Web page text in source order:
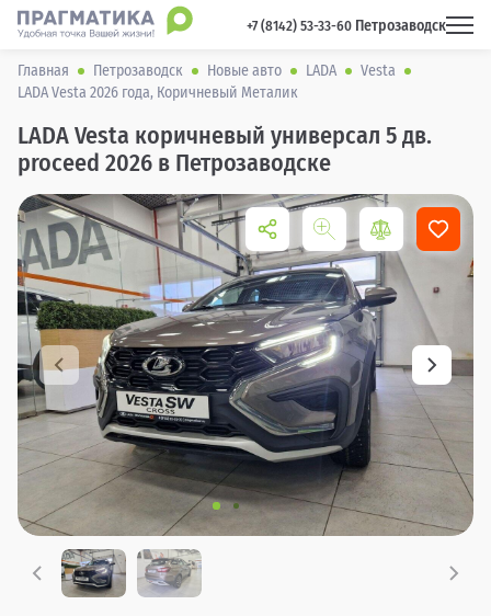
+7 (8142) 53-33-60 Петрозаводск
Главная Петрозаводск Новые авто LADA
Vesta
LADA Vesta 2026 года, Коричневый Металик
LADA Vesta коричневый универсал 5 дв.
proceed 2026 в Петрозаводске